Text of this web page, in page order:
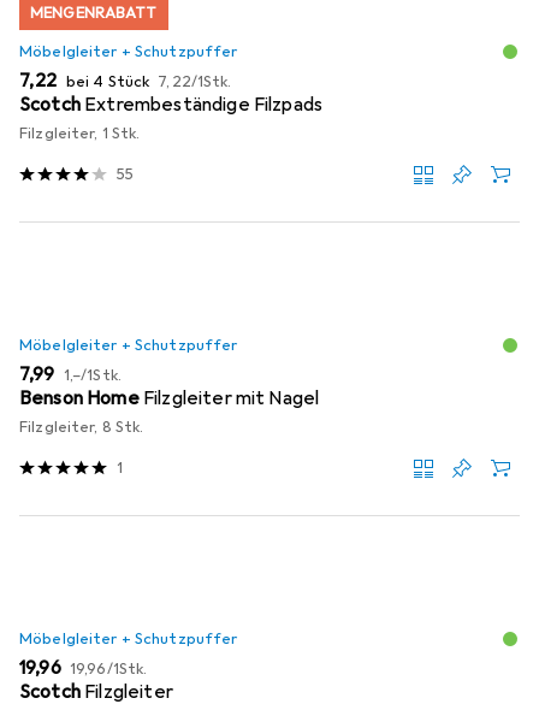
MENGENRABATT
Möbelgleiter + Schutzpuffer
EUR
7,22 bei 4 Stück EUR
7,22/1Stk.
Scotch Extrembeständige Filzpads
Filzgleiter, 1 Stk.
55
Möbelgleiter + Schutzpuffer
EUR
7,99 EUR
1,–/1Stk.
Benson Home Filzgleiter mit Nagel
Filzgleiter, 8 Stk.
1
Möbelgleiter + Schutzpuffer
EUR
19,96 EUR
19,96/1Stk.
Scotch Filzgleiter